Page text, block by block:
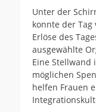
Unter der
konnte der
Erlöse des
ausgewählte
Eine
möglichen
helfen Frauen